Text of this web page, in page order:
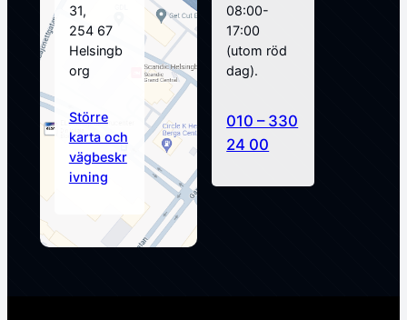
31,
254 67
Helsingb
org
Större
karta och
vägbeskr
ivning
08:00-
17:00
(utom röd
dag).
010 – 330
24 00